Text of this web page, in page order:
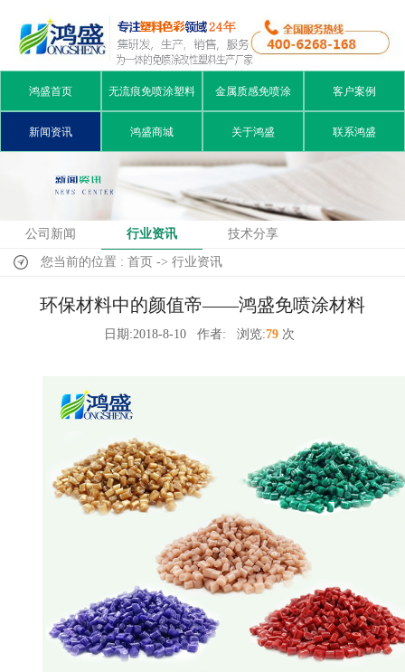
鸿盛首页 无流痕免喷涂塑料 金属质感免喷涂 客户案例
新闻资讯 鸿盛商城 关于鸿盛 联系鸿盛
公司新闻 行业资讯 技术分享
您当前的位置 : 首页 -> 行业资讯
环保材料中的颜值帝——鸿盛免喷涂材料
日期:2018-8-10 作者: 浏览:79次